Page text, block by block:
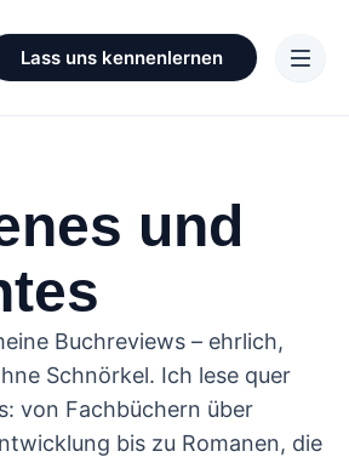
Lass uns kennenlernen
und
Buchreviews – ehrlich,
Schnörkel. Ich lese quer
von Fachbüchern über
bis zu Romanen, die